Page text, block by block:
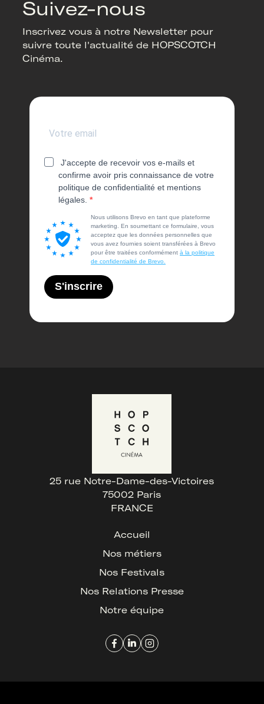
Suivez-nous
Inscrivez vous à notre Newsletter pour
suivre toute l'actualité de HOPSCOTCH
Cinéma.
J'accepte de recevoir vos e-mails et
confirme avoir pris connaissance de votre
politique de confidentialité et mentions
légales.
Nous utilisons Brevo en tant que plateforme
marketing. En soumettant ce formulaire, vous
acceptez que les données personnelles que
vous avez fournies soient transférées à Brevo
pour être traitées conformémentà la politique
de confidentialité de Brevo.
S'inscrire
25 rue Notre-Dame-des-Victoires
75002 Paris
FRANCE
Accueil
Nos métiers
Nos Festivals
Nos Relations Presse
Notre équipe